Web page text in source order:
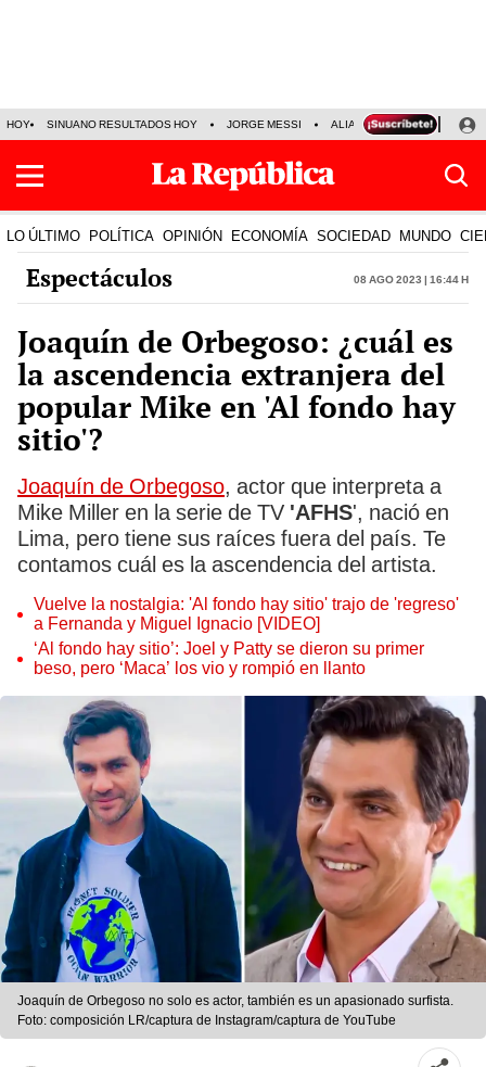
HOY SINUANO RESULTADOS HOY JORGE MESSI ALIANZA LIMA VS SPORT
LO ÚLTIMO POLÍTICA OPINIÓN ECONOMÍA SOCIEDAD MUNDO
Espectáculos 08 Ago 2023 | 16:44 h
Joaquín de Orbegoso: ¿cuál es
la ascendencia extranjera del
popular Mike en 'Al fondo hay
sitio'?
Joaquín de Orbegoso, actor que interpreta a
Mike Miller en la serie de TV 'AFHS', nació en
Lima, pero tiene sus raíces fuera del país. Te
contamos cuál es la ascendencia del artista.
Vuelve la nostalgia: 'Al fondo hay sitio' trajo de 'regreso'
a Fernanda y Miguel Ignacio [VIDEO]
‘Al fondo hay sitio’: Joel y Patty se dieron su primer
beso, pero ‘Maca’ los vio y rompió en llanto
Joaquín de Orbegoso no solo es actor, también es un apasionado surfista.
Foto: composición LR/captura de Instagram/captura de YouTube